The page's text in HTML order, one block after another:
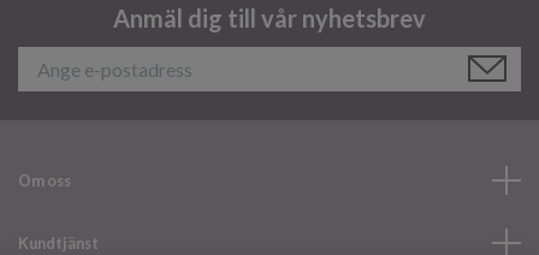
Anmäl dig till vår nyhetsbrev
Om oss
Kundtjänst